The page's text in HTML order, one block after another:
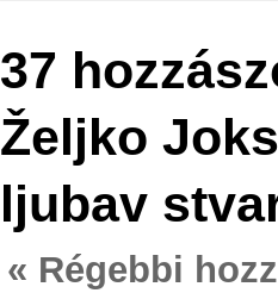
37
Željko
ljubav
« Régebbi